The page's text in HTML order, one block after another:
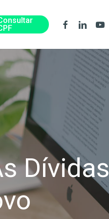
FacebookLinkedin
Dívidas